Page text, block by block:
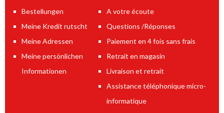
Bestellungen
Meine Kredit rutscht
Meine Adressen
Meine persönlichen
Informationen
A votre écoute
Questions /Réponses
Paiement en 4 fois sans frais
Retrait en magasin
Livraison et retrait
Assistance téléphonique micro-
informatique